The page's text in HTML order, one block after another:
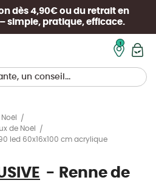
dès 4,90€ ou du retrait en
– simple, pratique, efficace.
de Noël
led 60x16x100 cm acrylique
Renne de